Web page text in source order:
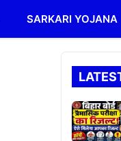
SARKARI YOJANA